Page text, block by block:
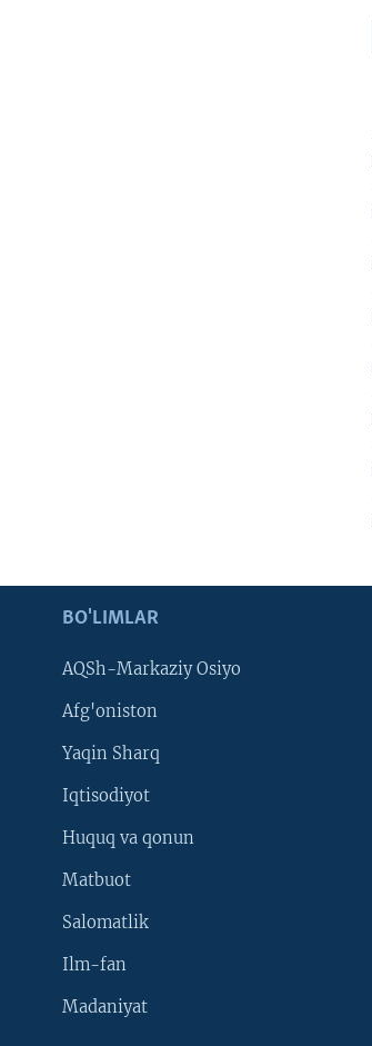
BO'LIMLAR
AQSh-Markaziy Osiyo
Afg'oniston
Yaqin Sharq
Iqtisodiyot
Huquq va qonun
Matbuot
Salomatlik
Ilm-fan
Madaniyat